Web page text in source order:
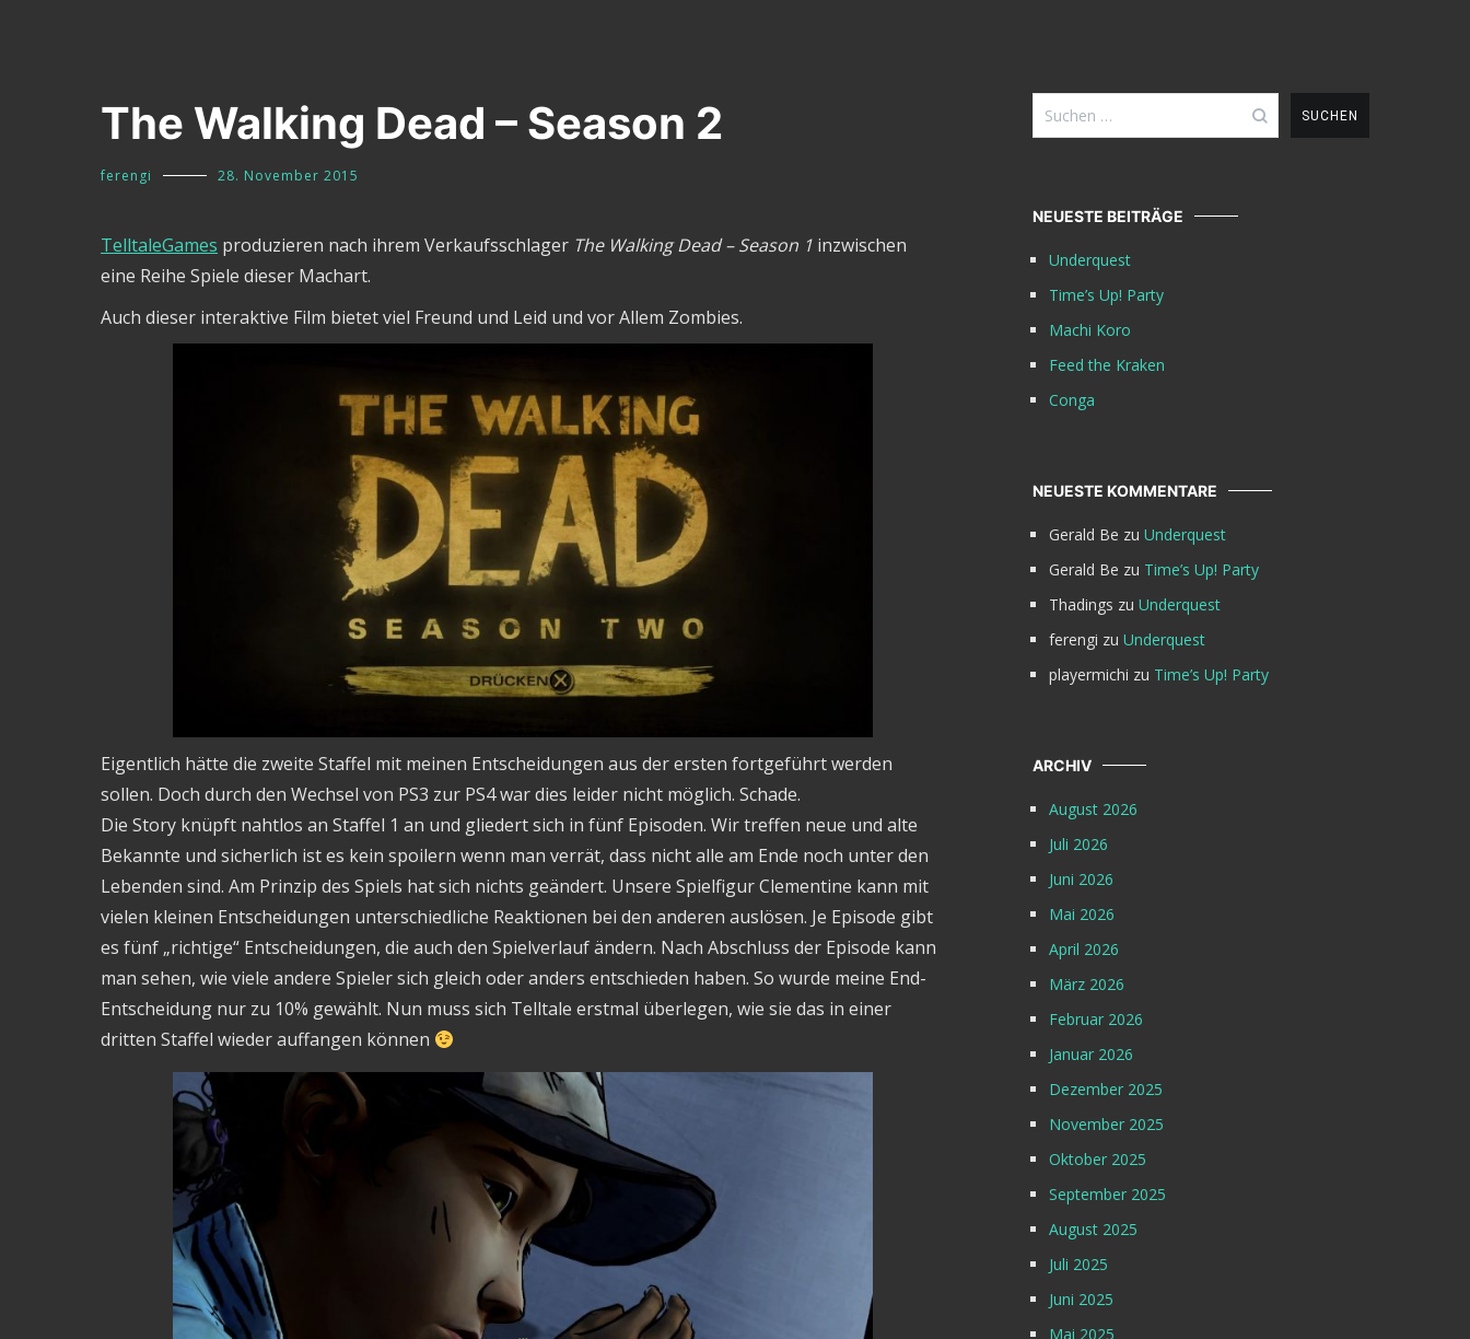
The Walking Dead – Season 2
ferengi 28. November 2015
TelltaleGames produzieren nach ihrem Verkaufsschlager The Walking Dead – Season 1 inzwischen
eine Reihe Spiele dieser Machart.
Auch dieser interaktive Film bietet viel Freund und Leid und vor Allem Zombies.
Eigentlich hätte die zweite Staffel mit meinen Entscheidungen aus der ersten fortgeführt werden
sollen. Doch durch den Wechsel von PS3 zur PS4 war dies leider nicht möglich. Schade.
Die Story knüpft nahtlos an Staffel 1 an und gliedert sich in fünf Episoden. Wir treffen neue und alte
Bekannte und sicherlich ist es kein spoilern wenn man verrät, dass nicht alle am Ende noch unter den
Lebenden sind. Am Prinzip des Spiels hat sich nichts geändert. Unsere Spielfigur Clementine kann mit
vielen kleinen Entscheidungen unterschiedliche Reaktionen bei den anderen auslösen. Je Episode gibt
es fünf „richtige“ Entscheidungen, die auch den Spielverlauf ändern. Nach Abschluss der Episode kann
man sehen, wie viele andere Spieler sich gleich oder anders entschieden haben. So wurde meine End-
Entscheidung nur zu 10% gewählt. Nun muss sich Telltale erstmal überlegen, wie sie das in einer
dritten Staffel wieder auffangen können
Suchen
nach:
NEUESTE BEITRÄGE
Underquest
Time’s Up! Party
Machi Koro
Feed the Kraken
Conga
NEUESTE KOMMENTARE
Gerald Be zu Underquest
Gerald Be zu Time’s Up! Party
Thadings zu Underquest
ferengi zu Underquest
playermichi zu Time’s Up! Party
ARCHIV
August 2026
Juli 2026
Juni 2026
Mai 2026
April 2026
März 2026
Februar 2026
Januar 2026
Dezember 2025
November 2025
Oktober 2025
September 2025
August 2025
Juli 2025
Juni 2025
Mai 2025